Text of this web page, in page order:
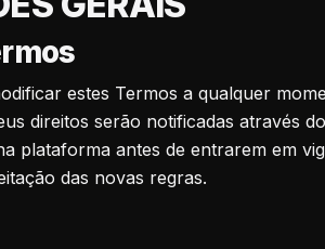
estes Termos a qualquer
direitos serão notificadas através
plataforma antes de entrarem em
das novas regras.